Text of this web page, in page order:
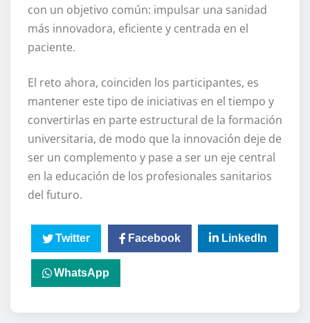
con un objetivo común: impulsar una sanidad
más innovadora, eficiente y centrada en el
paciente.
El reto ahora, coinciden los participantes, es
mantener este tipo de iniciativas en el tiempo y
convertirlas en parte estructural de la formación
universitaria, de modo que la innovación deje de
ser un complemento y pase a ser un eje central
en la educación de los profesionales sanitarios
del futuro.
Twitter Facebook LinkedIn
WhatsApp